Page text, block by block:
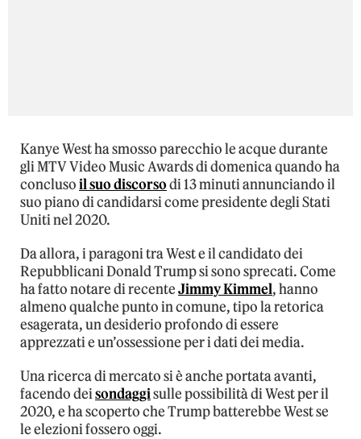
Kanye West ha smosso parecchio le acque durante
gli MTV Video Music Awards di domenica quando ha
conclusoil suo discorsodi 13 minuti annunciando il
suo piano di candidarsi come presidente degli Stati
Uniti nel 2020.
Da allora, i paragoni tra West e il candidato dei
Repubblicani Donald Trump si sono sprecati. Come
ha fatto notare di recenteJimmy Kimmel, hanno
almeno qualche punto in comune, tipo la retorica
esagerata, un desiderio profondo di essere
apprezzati e un’ossessione per i dati dei media.
Una ricerca di mercato si è anche portata avanti,
facendo deisondaggisulle possibilità di West per il
2020, e ha scoperto che Trump batterebbe West se
le elezioni fossero oggi.